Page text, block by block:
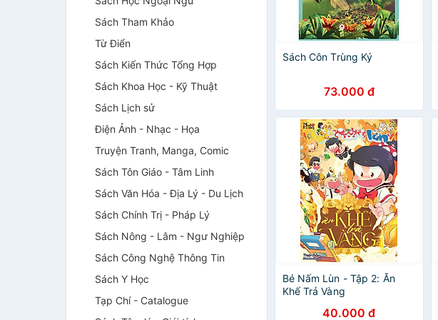
Sách Tham Khảo
Từ Điển
Sách Kiến Thức Tổng Hợp
Sách Khoa Học - Kỹ Thuật
Sách Lịch sử
Điện Ảnh - Nhạc - Họa
Truyện Tranh, Manga, Comic
Sách Tôn Giáo - Tâm Linh
Sách Văn Hóa - Địa Lý - Du Lịch
Sách Chính Trị - Pháp Lý
Sách Nông - Lâm - Ngư Nghiệp
Sách Công Nghệ Thông Tin
Sách Y Học
Tạp Chí - Catalogue
Sách Côn Trùng Ký
73.000 đ
Bé Nấm Lùn - Tập 2: Ăn
Khế Trả Vàng
40.000 đ